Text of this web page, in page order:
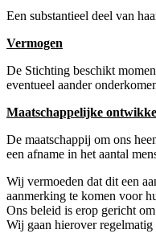
Een substantieel deel van
Vermogen
De Stichting beschikt
eventueel aander
Maatschappelijke
De maatschappij om ons
een afname in het aantal
Wij vermoeden dat dit een
aanmerking te komen voor
Ons beleid is erop gericht
Wij gaan hierover